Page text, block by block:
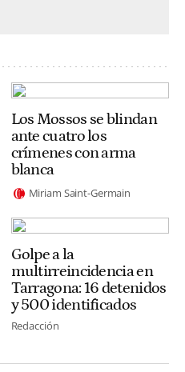
Los Mossos se blindan
ante cuatro los
crímenes con arma
blanca
Miriam Saint-Germain
Golpe a la
multirreincidencia en
Tarragona: 16 detenidos
y 500 identificados
Redacción